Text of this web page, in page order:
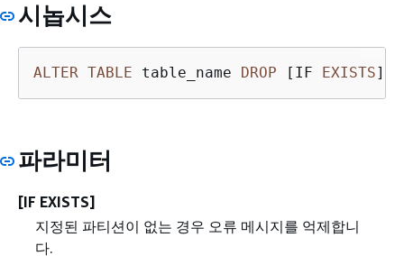
시놉시스
ALTER TABLE table_name DROP [IF EXISTS]
파라미터
[IF EXISTS]
지정된 파티션이 없는 경우 오류 메시지를 억제합니
다.